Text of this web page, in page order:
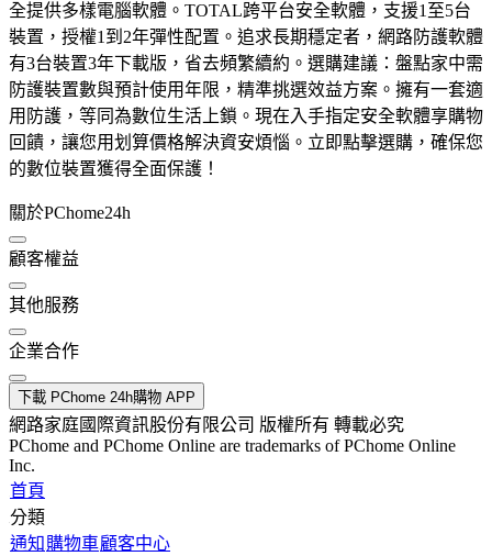
全提供多樣電腦軟體。TOTAL跨平台安全軟體，支援1至5台
裝置，授權1到2年彈性配置。追求長期穩定者，網路防護軟體
有3台裝置3年下載版，省去頻繁續約。選購建議：盤點家中需
防護裝置數與預計使用年限，精準挑選效益方案。擁有一套適
用防護，等同為數位生活上鎖。現在入手指定安全軟體享購物
回饋，讓您用划算價格解決資安煩惱。立即點擊選購，確保您
的數位裝置獲得全面保護！
關於PChome24h
顧客權益
其他服務
企業合作
下載 PChome 24h購物 APP
網路家庭國際資訊股份有限公司 版權所有 轉載必究
PChome and PChome Online are trademarks of PChome Online
Inc.
首頁
分類
通知 購物車顧客中心